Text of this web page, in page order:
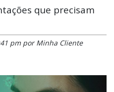
que precisam
pm por Minha Cliente